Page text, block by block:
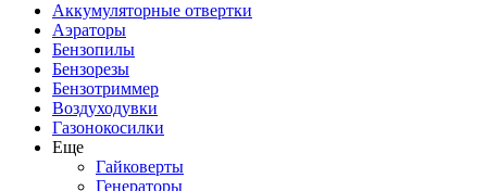
Аккумуляторные отвертки
Аэраторы
Бензопилы
Бензорезы
Бензотриммер
Воздуходувки
Газонокосилки
Еще
Гайковерты
Генераторы